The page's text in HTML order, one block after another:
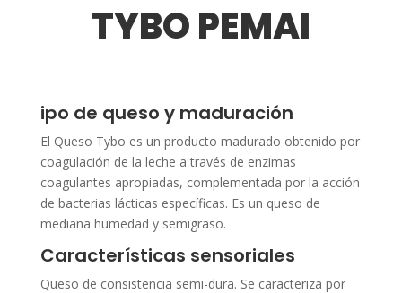
TYBO PEMAI
ipo de queso y maduración
El Queso Tybo es un producto madurado obtenido por
coagulación de la leche a través de enzimas
coagulantes apropiadas, complementada por la acción
de bacterias lácticas específicas. Es un queso de
mediana humedad y semigraso.
Características sensoriales
Queso de consistencia semi-dura. Se caracteriza por